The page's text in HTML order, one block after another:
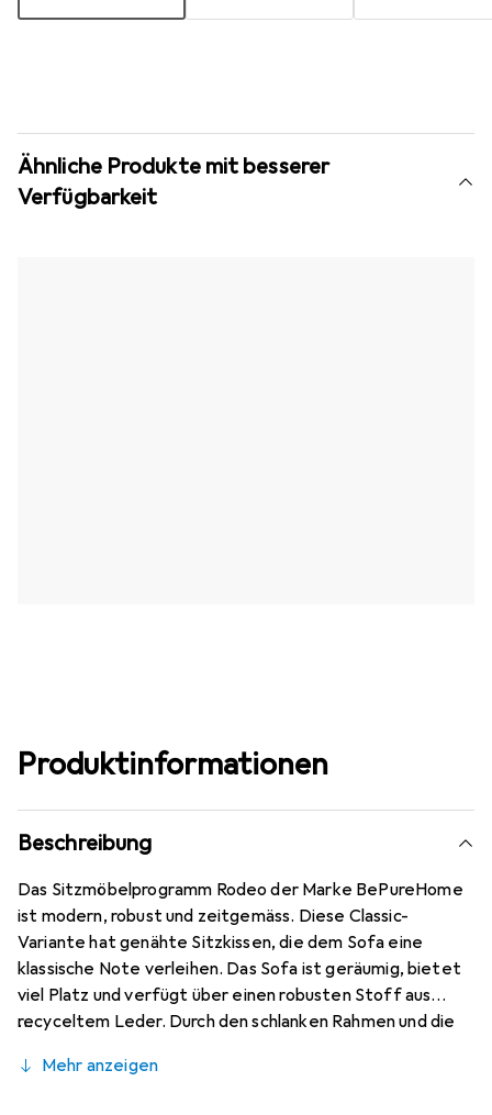
Ähnliche Produkte mit besserer
Verfügbarkeit
Produktinformationen
Beschreibung
Das Sitzmöbelprogramm Rodeo der Marke BePureHome
ist modern, robust und zeitgemäss. Diese Classic-
Variante hat genähte Sitzkissen, die dem Sofa eine
klassische Note verleihen. Das Sofa ist geräumig, bietet
viel Platz und verfügt über einen robusten Stoff aus
recyceltem Leder. Durch den schlanken Rahmen und die
Die Beine sind aus schwarzem Metall. Die Sitzhöhe
Mehr anzeigen